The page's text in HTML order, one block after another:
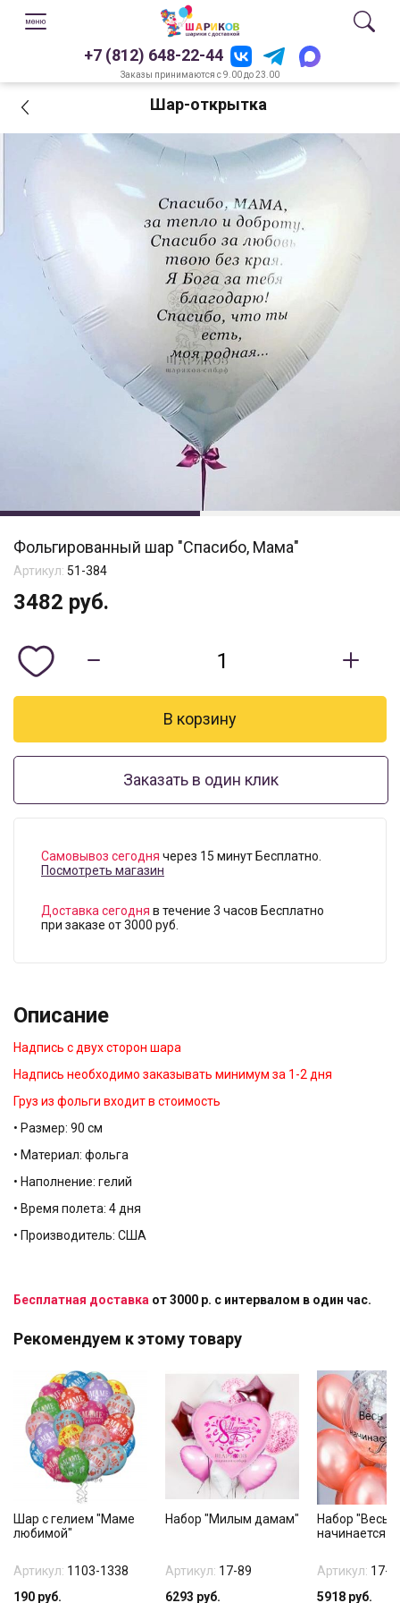
+7 (812) 648-22-44
Заказы принимаются с 9.00 до 23.00
Шар-открытка
Фольгированный шар "Спасибо, Мама"
Артикул: 51-384
3482 руб.
Заказать в один клик
Самовывоз сегодня через 15 минут Бесплатно.
Посмотреть магазин
Доставка сегодня в течение 3 часов Бесплатно
при заказе от 3000 руб.
Описание
Надпись с двух сторон шара
Надпись необходимо заказывать минимум за 1-2 дня
Груз из фольги входит в стоимость
• Размер: 90 см
• Материал: фольга
• Наполнение: гелий
• Время полета: 4 дня
• Производитель: США
Бесплатная доставка от 3000 р. с интервалом в один час.
Рекомендуем к этому товару
Шар с гелием "Маме
любимой"
Артикул: 1103-1338
190 руб.
Набор "Милым дамам"
Артикул: 17-89
6293 руб.
Набор "Весь
начинается
Артикул: 17-
5918 руб.